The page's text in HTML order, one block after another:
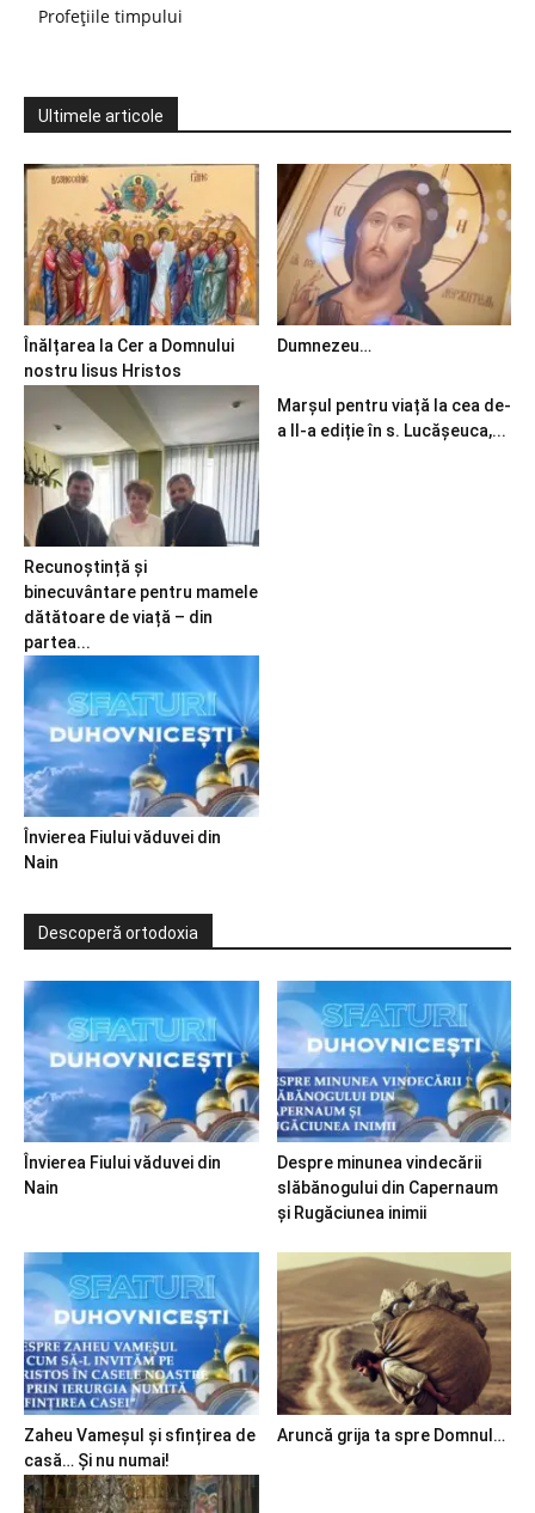
Profețiile timpului
Ultimele articole
Înălțarea la Cer a Domnului
nostru Iisus Hristos
Dumnezeu…
Recunoștință și
binecuvântare pentru mamele
dătătoare de viață – din
partea...
Marșul pentru viață la cea de-
a II-a ediție în s. Lucășeuca,...
Învierea Fiului văduvei din
Nain
Descoperă ortodoxia
Învierea Fiului văduvei din
Nain
Despre minunea vindecării
slăbănogului din Capernaum
și Rugăciunea inimii
Zaheu Vameșul și sfințirea de
casă… Și nu numai!
Aruncă grija ta spre Domnul…